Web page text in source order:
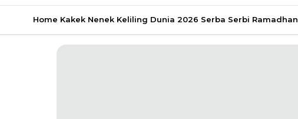
Home Kakek Nenek Keliling Dunia 2026 Serba Serbi Ramadhan